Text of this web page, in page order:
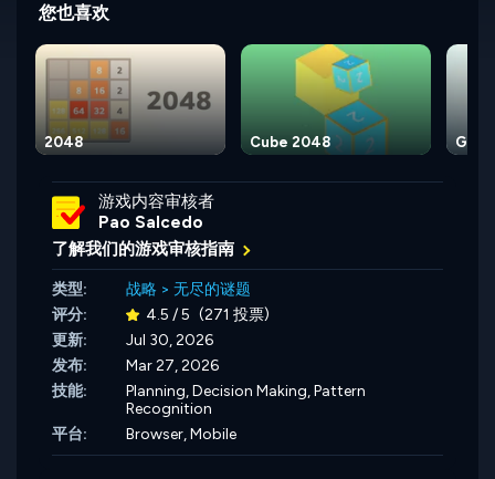
您也喜欢
2048 Cube 2048 Get
游戏内容审核者
Pao Salcedo
了解我们的游戏审核指南
类型: 战略 > 无尽的谜题
评分:
4.5 / 5 (271 投票)
更新:
Jul 30, 2026
发布:
Mar 27, 2026
技能:
Planning,Decision Making,Pattern
Recognition
平台:
Browser, Mobile